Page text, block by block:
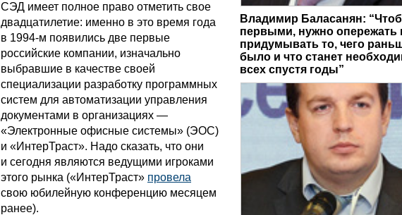
Владимир Баласанян:
первыми, нужно опережать
придумывать то, чего
было и что станет
всех спустя годы”
СЭД имеет полное право отметить свое
двадцатилетие: именно в это время года
в 1994-м появились две первые
российские компании, изначально
выбравшие в качестве своей
специализации разработку программных
систем для автоматизации управления
документами в организациях —
«Электронные офисные системы» (ЭОС)
и «ИнтерТраст». Надо сказать, что они
и сегодня являются ведущими игроками
этого рынка («ИнтерТраст» провела
свою юбилейную конференцию месяцем
ранее).